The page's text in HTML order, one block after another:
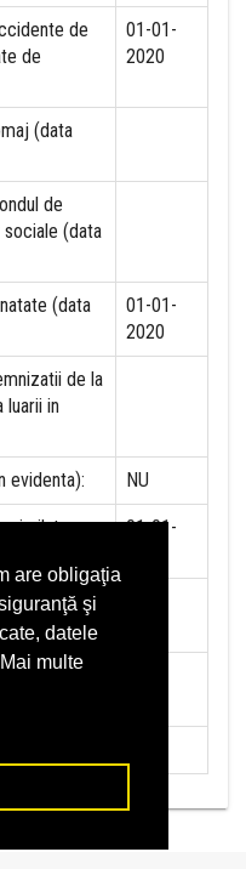
are obligaţia
şi
datele
multe
de
de
01-01-
2020
(data
de
(data
(data
01-01-
2020
de la
in
evidenta): NU
01-01-
din
si